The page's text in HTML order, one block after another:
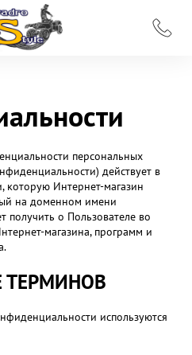
персональных
действует в
Интернет-магазин
на доменном имени
о Пользователе во
магазина, программ и
ТЕРМИНОВ
используются